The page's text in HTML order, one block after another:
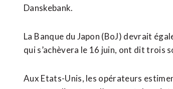
Danskebank.
La ⁠Banque du Japon (BoJ) devrait
qui s’achèvera le 16 juin, ont dit trois
Aux Etats-Unis, les opérateurs